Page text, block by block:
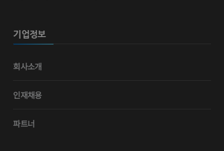
기업정보
회사소개
인재채용
파트너